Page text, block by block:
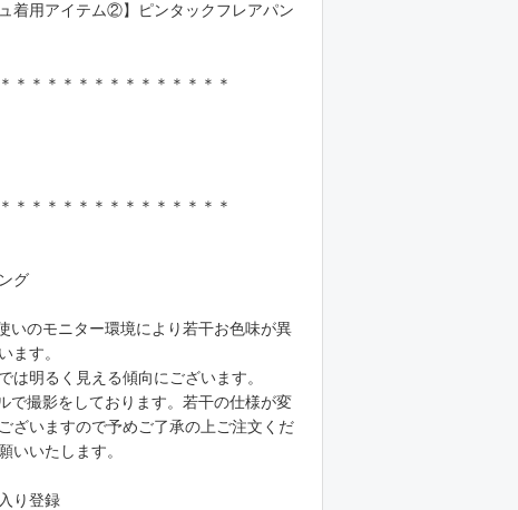
ュ着用アイテム②】ピンタックフレアパン
＊＊＊＊＊＊＊＊＊＊＊＊＊＊
＊＊＊＊＊＊＊＊＊＊＊＊＊＊
グ
いのモニター環境により若干お色味が異
ます。
は明るく見える傾向にございます。
で撮影をしております。若干の仕様が変
ざいますので予めご了承の上ご注文くだ
いいたします。
り登録